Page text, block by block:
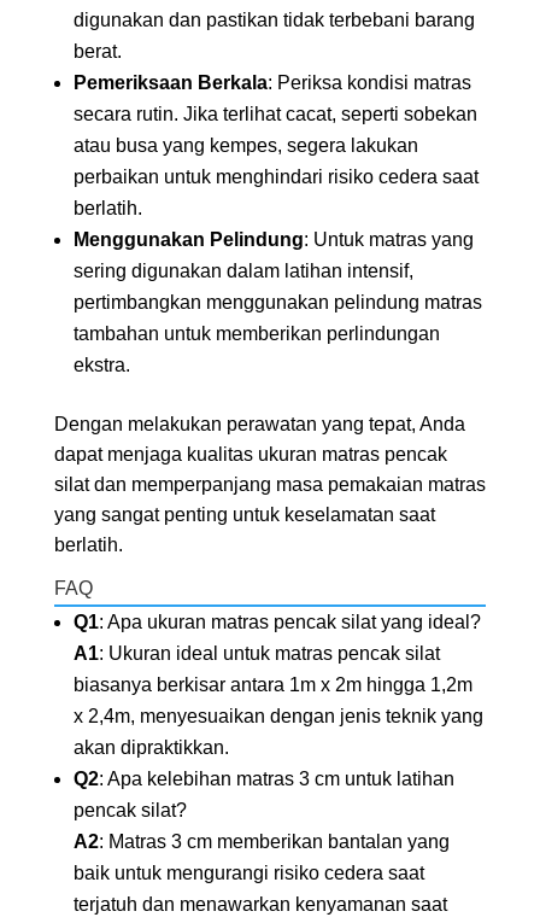
digunakan dan pastikan tidak terbebani barang
berat.
Pemeriksaan Berkala: Periksa kondisi matras
secara rutin. Jika terlihat cacat, seperti sobekan
atau busa yang kempes, segera lakukan
perbaikan untuk menghindari risiko cedera saat
berlatih.
Menggunakan Pelindung: Untuk matras yang
sering digunakan dalam latihan intensif,
pertimbangkan menggunakan pelindung matras
tambahan untuk memberikan perlindungan
ekstra.
Dengan melakukan perawatan yang tepat, Anda
dapat menjaga kualitas ukuran matras pencak
silat dan memperpanjang masa pemakaian matras
yang sangat penting untuk keselamatan saat
berlatih.
FAQ
Q1: Apa ukuran matras pencak silat yang ideal?
A1: Ukuran ideal untuk matras pencak silat
biasanya berkisar antara 1m x 2m hingga 1,2m
x 2,4m, menyesuaikan dengan jenis teknik yang
akan dipraktikkan.
Q2: Apa kelebihan matras 3 cm untuk latihan
pencak silat?
A2: Matras 3 cm memberikan bantalan yang
baik untuk mengurangi risiko cedera saat
terjatuh dan menawarkan kenyamanan saat